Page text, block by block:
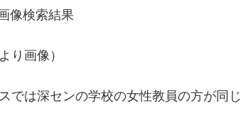
より画像）
では深センの学校の女性教員の方が同じ